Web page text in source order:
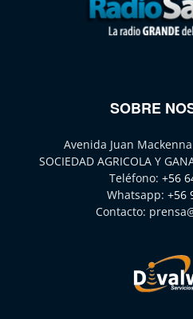
SOBRE
Avenida Juan
SOCIEDAD AGRICOLA Y
Teléfono: +56
Whatsapp: +56
Contacto: